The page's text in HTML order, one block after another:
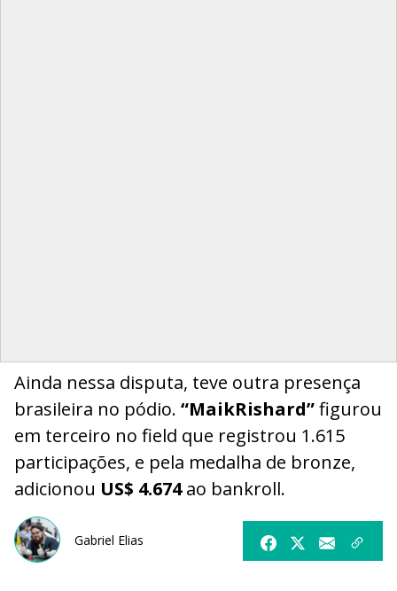
Ainda nessa disputa, teve outra presença
brasileira no pódio. “MaikRishard”figurou
em terceiro no field que registrou 1.615
participações, e pela medalha de bronze,
adicionou US$ 4.674ao bankroll.
Gabriel Elias